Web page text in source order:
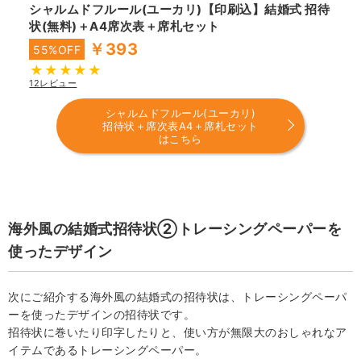
シャルムドフルール(ユーカリ)【印刷込】結婚式 招待
状(無料)＋A4席次表＋席札セット
55%OFF ￥393
12レビュー
シャルムドフルール(ユーカリ)
招待状＋席次表A4＋席札セット
はこちら
海外風の結婚式招待状②トレーシングペーパーを
使ったデザイン
次にご紹介する海外風の結婚式の招待状は、トレーシングペーパ
ーを使ったデザインの招待状です。
招待状に巻いたり印字したりと、使い方が無限大のおしゃれなア
イテムであるトレーシングペーパー。